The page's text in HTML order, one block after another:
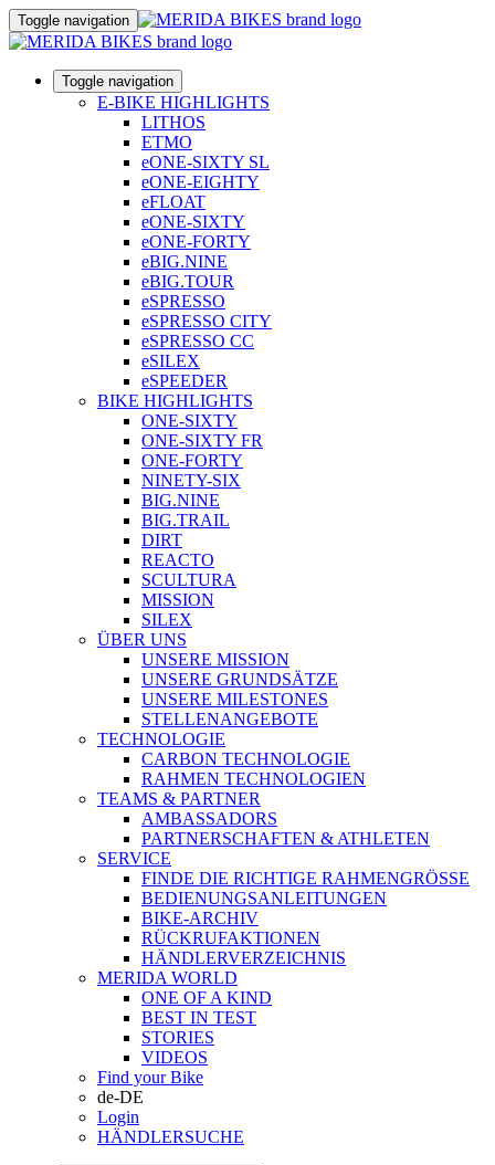
Toggle navigation
Toggle navigation
E-BIKE HIGHLIGHTS
LITHOS
ETMO
eONE-SIXTY SL
eONE-EIGHTY
eFLOAT
eONE-SIXTY
eONE-FORTY
eBIG.NINE
eBIG.TOUR
eSPRESSO
eSPRESSO CITY
eSPRESSO CC
eSILEX
eSPEEDER
BIKE HIGHLIGHTS
ONE-SIXTY
ONE-SIXTY FR
ONE-FORTY
NINETY-SIX
BIG.NINE
BIG.TRAIL
DIRT
REACTO
SCULTURA
MISSION
SILEX
ÜBER UNS
UNSERE MISSION
UNSERE GRUNDSÄTZE
UNSERE MILESTONES
STELLENANGEBOTE
TECHNOLOGIE
CARBON TECHNOLOGIE
RAHMEN TECHNOLOGIEN
TEAMS & PARTNER
AMBASSADORS
PARTNERSCHAFTEN & ATHLETEN
SERVICE
FINDE DIE RICHTIGE RAHMENGRÖSSE
BEDIENUNGSANLEITUNGEN
BIKE-ARCHIV
RÜCKRUFAKTIONEN
HÄNDLERVERZEICHNIS
MERIDA WORLD
ONE OF A KIND
BEST IN TEST
STORIES
VIDEOS
Find your Bike
de-DE
Login
HÄNDLERSUCHE